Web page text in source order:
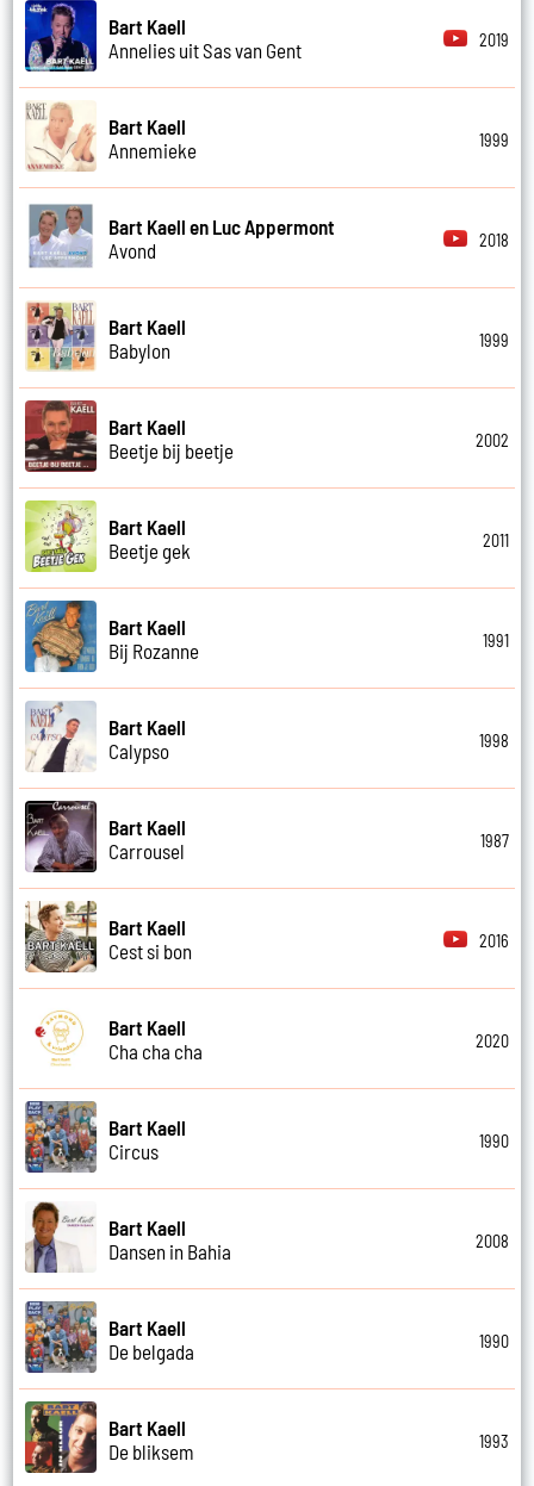
Bart Kaell
Annelies uit Sas van Gent
2019
Bart Kaell
Annemieke
1999
Bart Kaell en Luc Appermont
Avond
2018
Bart Kaell
Babylon
1999
Bart Kaell
Beetje bij beetje
2002
Bart Kaell
Beetje gek
2011
Bart Kaell
Bij Rozanne
1991
Bart Kaell
Calypso
1998
Bart Kaell
Carrousel
1987
Bart Kaell
Cest si bon
2016
Bart Kaell
Cha cha cha
2020
Bart Kaell
Circus
1990
Bart Kaell
Dansen in Bahia
2008
Bart Kaell
De belgada
1990
Bart Kaell
De bliksem
1993